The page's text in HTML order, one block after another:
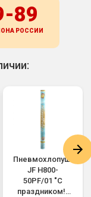
89
РОССИИ
Пневмохлопушка
JF H800-
50PF/01 "С
праздником!"